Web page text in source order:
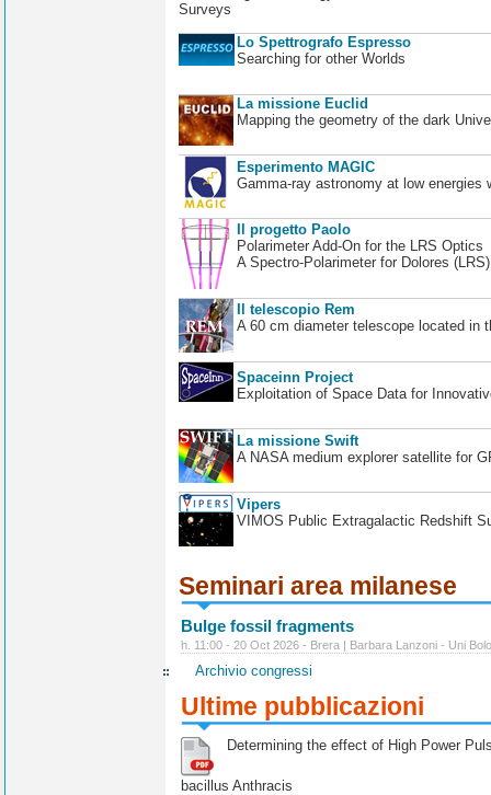
Surveys
Lo Spettrografo Espresso
Searching for other Worlds
La missione Euclid
Mapping the geometry of the dark
Esperimento MAGIC
Gamma-ray astronomy at low energies
Il progetto Paolo
Polarimeter Add-On for the LRS Optics
A Spectro-Polarimeter for Dolores
Il telescopio Rem
A 60 cm diameter telescope located in
Spaceinn Project
Exploitation of Space Data for
La missione Swift
A NASA medium explorer satellite for
Vipers
VIMOS Public Extragalactic Redshift
Seminari area milanese
Bulge fossil fragments
h. 11:00 - 20 Oct 2026 - Brera | Barbara Lanzoni - Uni
Archivio congressi
Ultime pubblicazioni
Determining the effect of High Power
bacillus Anthracis